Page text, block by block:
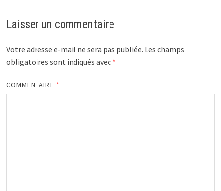
Laisser un commentaire
Votre adresse e-mail ne sera pas publiée. Les champs
obligatoires sont indiqués avec *
COMMENTAIRE *